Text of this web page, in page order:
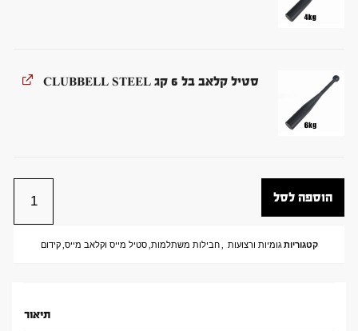
סטיל קלאב בל 6 קג CLUBBELL STEEL
הוספה לסל
קטגוריות גומיות ורצועות ,חבילות משתלמות,סטיל מייס וקלאב מייס,קידום
תיאור